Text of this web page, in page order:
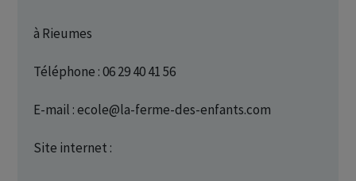
à Rieumes
Téléphone : 06 29 40 41 56
E-mail : ecole@la-ferme-des-enfants.com
Site internet :